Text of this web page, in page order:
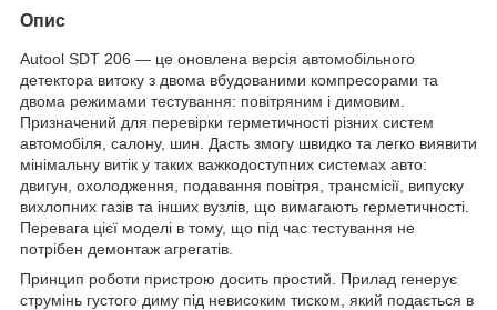
Опис
Autool SDT 206 — це оновлена версія автомобільного
детектора витоку з двома вбудованими компресорами та
двома режимами тестування: повітряним і димовим.
Призначений для перевірки герметичності різних систем
автомобіля, салону, шин. Дасть змогу швидко та легко виявити
мінімальну витік у таких важкодоступних системах авто:
двигун, охолодження, подавання повітря, трансмісії, випуску
вихлопних газів та інших вузлів, що вимагають герметичності.
Перевага цієї моделі в тому, що під час тестування не
потрібен демонтаж агрегатів.
Принцип роботи пристрою досить простий. Прилад генерує
струмінь густого диму під невисоким тиском, який подається в